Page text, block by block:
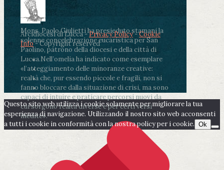
Mons. Paolo Giulietti ha presieduto stamani la
solenne concelebrazione eucaristica per San
Paolino, patrono della diocesi e della città di
Lucca.Nell’omelia ha indicato come esemplare
«l’atteggiamento delle minoranze creative:
realtà che, pur essendo piccole e fragili, non si
fanno bloccare dalla situazione di crisi, ma sono
capaci di intuire e praticare percorsi nuovi da
cui sorgono realtà diverse e per certi versi
inedite».
Arcidiocesi di Lucca -Privacy Policy-Cookie
Info- Copyright reserved
Questo sito web utilizza i cookie solamente per migliorare la tua
esperienza di navigazione. Utilizzando il nostro sito web acconsenti
a tutti i cookie in conformità con la nostra policy per i cookie. Ok